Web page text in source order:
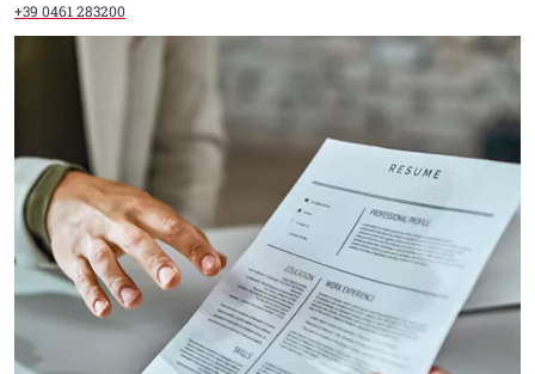
+39 0461 283200